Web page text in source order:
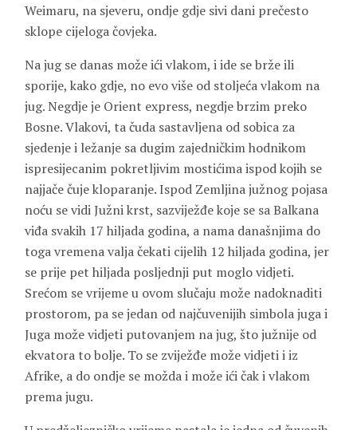
Weimaru, na sjeveru, ondje gdje sivi dani prečesto
sklope cijeloga čovjeka.
Na jug se danas može ići vlakom, i ide se brže ili
sporije, kako gdje, no evo više od stoljeća vlakom na
jug. Negdje je Orient express, negdje brzim preko
Bosne. Vlakovi, ta čuda sastavljena od sobica za
sjedenje i ležanje sa dugim zajedničkim hodnikom
ispresijecanim pokretljivim mostićima ispod kojih se
najjače čuje kloparanje. Ispod Zemljina južnog pojasa
noću se vidi Južni krst, sazviježđe koje se sa Balkana
viđa svakih 17 hiljada godina, a nama današnjima do
toga vremena valja čekati cijelih 12 hiljada godina, jer
se prije pet hiljada posljednji put moglo vidjeti.
Srećom se vrijeme u ovom slučaju može nadoknaditi
prostorom, pa se jedan od najčuvenijih simbola juga i
Juga može vidjeti putovanjem na jug, što južnije od
ekvatora to bolje. To se zviježđe može vidjeti i iz
Afrike, a do ondje se možda i može ići čak i vlakom
prema jugu.